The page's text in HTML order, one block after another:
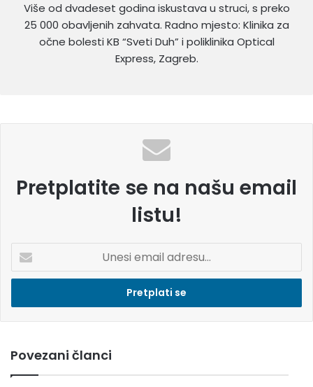
Više od dvadeset godina iskustava u struci, s preko
25 000 obavljenih zahvata. Radno mjesto: Klinika za
očne bolesti KB “Sveti Duh” i poliklinika Optical
Express, Zagreb.
Pretplatite se na našu email
listu!
e
i
e
a
Povezani članci